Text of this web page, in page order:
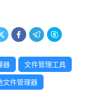
  
器 文件管理工具
文件管理器